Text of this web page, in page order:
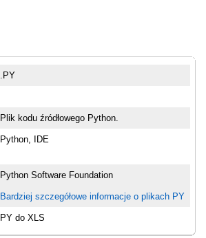
.PY
Plik kodu źródłowego Python.
Python, IDE
Python Software Foundation
Bardziej szczegółowe informacje o plikach PY
PY do XLS